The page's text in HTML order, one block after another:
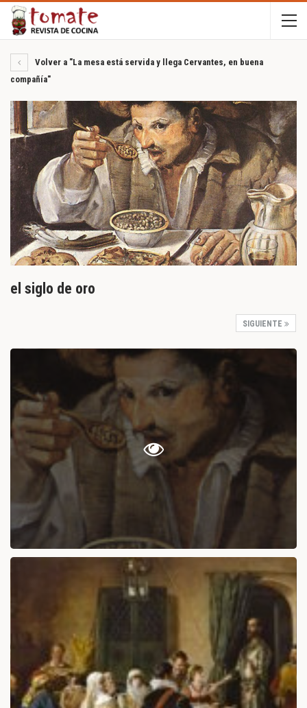
Volver a "La mesa está servida y llega Cervantes, en buena
compañía"
el siglo de oro
SIGUIENTE